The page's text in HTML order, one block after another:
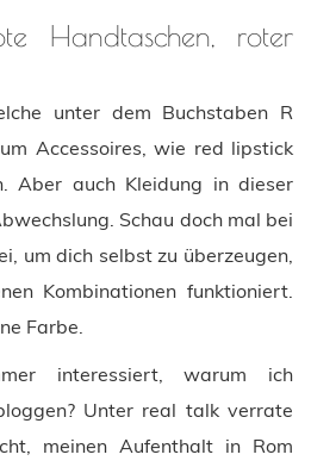
Handtaschen, roter
unter dem Buchstaben R
Accessoires, wie red lipstick
Aber auch Kleidung in dieser
Schau doch mal bei
um dich selbst zu überzeugen,
Kombinationen funktioniert.
Farbe.
interessiert, warum ich
Unter real talk verrate
meinen Aufenthalt in Rom